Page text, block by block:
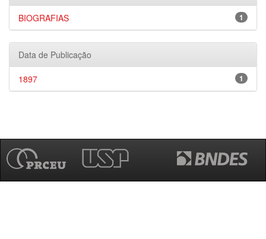
1
BIOGRAFIAS
Data de Publicação
1
1897